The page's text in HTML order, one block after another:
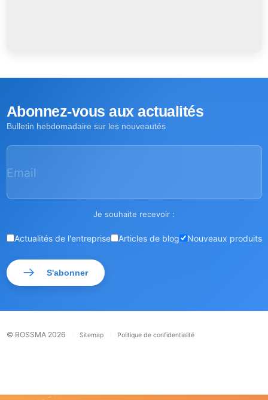
Abonnez-vous aux actualités
Bulletin hebdomadaire sur les nouveautés
Email
Je souhaite recevoir :
Actualités de l'entreprise Articles de blog Nouveaux produits
S'abonner
© ROSSMA 2026 Sitemap Politique de confidentialité